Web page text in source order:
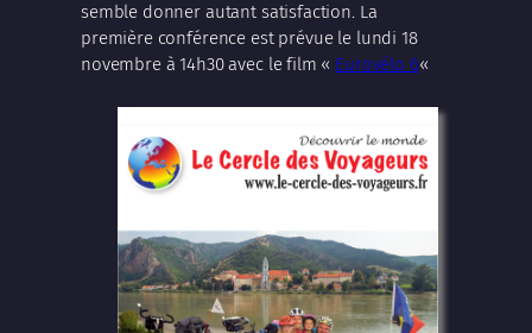
semble donner autant satisfaction. La
première conférence est prévue le lundi 18
novembre à 14h30 avec le film « Eurovélo 6«